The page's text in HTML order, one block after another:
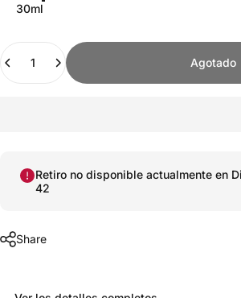
30ml
Cantidad
Agotado
Retiro no disponible actualmente en
42
Share